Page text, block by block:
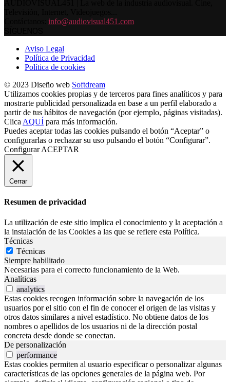
info@audiovisual451.com
Aviso Legal
Política de Privacidad
Política de cookies
© 2023 Diseño web Softdream
Utilizamos cookies propias y de terceros para fines analíticos y para
mostrarte publicidad personalizada en base a un perfil elaborado a
partir de tus hábitos de navegación (por ejemplo, páginas visitadas).
Clica AQUÍ para más información.
Puedes aceptar todas las cookies pulsando el botón “Aceptar” o
configurarlas o rechazar su uso pulsando el botón “Configurar”.
Configurar ACEPTAR
Cerrar
Resumen de privacidad
La utilización de este sitio implica el conocimiento y la aceptación a
la instalación de las Cookies a las que se refiere esta Política.
Técnicas
Técnicas
Siempre habilitado
Necesarias para el correcto funcionamiento de la Web.
Analíticas
analytics
Estas cookies recogen información sobre la navegación de los
usuarios por el sitio con el fin de conocer el origen de las visitas y
otros datos similares a nivel estadístico. No obtiene datos de los
nombres o apellidos de los usuarios ni de la dirección postal
concreta desde donde se conectan.
De personalización
performance
Estas cookies permiten al usuario especificar o personalizar algunas
características de las opciones generales de la página web. Por